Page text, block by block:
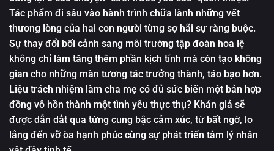
Tác phẩm đi sâu vào hành trình chữa lành những vết
thương lòng của hai con người từng sợ hãi sự ràng buộc.
Sự thay đổi bối cảnh sang môi trường tập đoàn hoa lệ
không chỉ làm tăng thêm phần kịch tính mà còn tạo không
gian cho những màn tương tác trưởng thành, táo bạo hơn.
Liệu trách nhiệm làm cha mẹ có đủ sức biến một bản hợp
đồng vô hồn thành một tình yêu thực thụ? Khán giả sẽ
được dẫn dắt qua từng cung bậc cảm xúc, từ bất ngờ, lo
lắng đến vỡ òa hạnh phúc cùng sự phát triển tâm lý nhân